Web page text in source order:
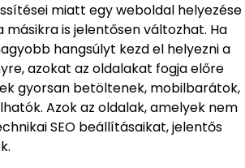
miatt egy weboldal helyezése
másikra is jelentősen változhat. Ha
hangsúlyt kezd el helyezni a
azokat az oldalakat fogja előre
gyorsan betöltenek, mobilbarátok,
Azok az oldalak, amelyek nem
SEO beállításaikat, jelentős